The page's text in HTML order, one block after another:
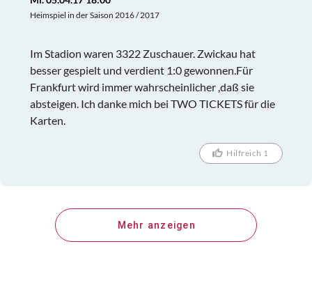
Heimspiel in der Saison 2016 / 2017
Im Stadion waren 3322 Zuschauer. Zwickau hat
besser gespielt und verdient 1:0 gewonnen.Für
Frankfurt wird immer wahrscheinlicher ,daß sie
absteigen. Ich danke mich bei TWO TICKETS für die
Karten.
Hilfreich 1
Mehr anzeigen